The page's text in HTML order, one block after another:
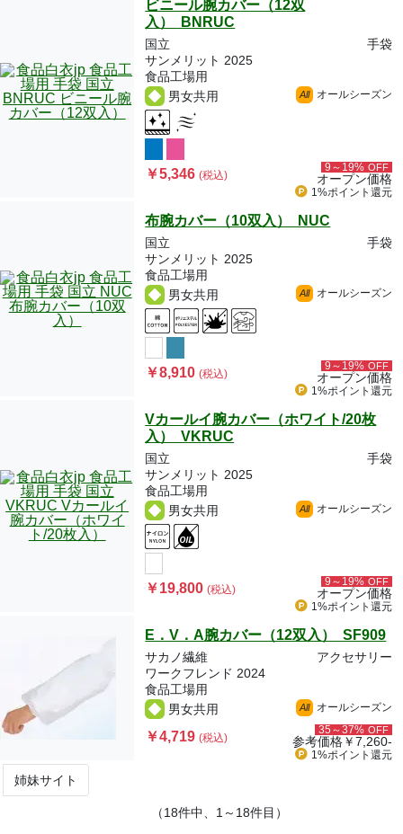
ビニール腕カバー（12双
入） BNRUC
国立
手袋
サンメリット 2025
食品工場用
男女共用
All オールシーズン
￥5,346(税込)
9～19% OFF
オープン価格
1%ポイント 還元
布腕カバー（10双入） NUC
国立
手袋
サンメリット 2025
食品工場用
男女共用
All オールシーズン
￥8,910(税込)
9～19% OFF
オープン価格
1%ポイント 還元
Vカールイ腕カバー（ホワイト/20枚
入） VKRUC
国立
手袋
サンメリット 2025
食品工場用
男女共用
All オールシーズン
￥19,800(税込)
9～19% OFF
オープン価格
1%ポイント 還元
E．V．A腕カバー（12双入） SF909
サカノ繊維
アクセサリー
ワークフレンド 2024
食品工場用
男女共用
All オールシーズン
￥4,719(税込)
35～37% OFF
参考価格￥7,260-
1%ポイント 還元
姉妹サイト
（18件中、1～18件目）